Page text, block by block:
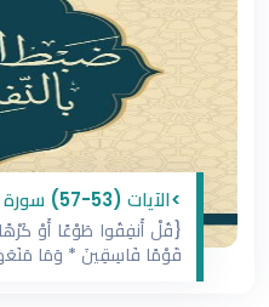
>الآيات (53-57) سورة التوبة، اللقاء (19)
{قُلْ أَنفِقُوا طَوْعًا أَوْ
قَوْمًا فَاسِقِينَ * وَمَا